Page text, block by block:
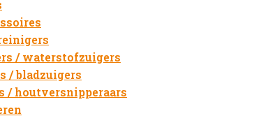
/ waterstofzuigers
/ bladzuigers
/ houtversnipperaars